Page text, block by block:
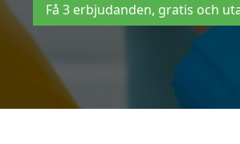
Få 3 erbjudanden, gratis och